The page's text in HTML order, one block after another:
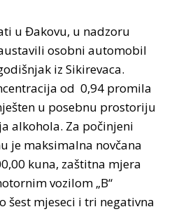
u Đakovu, u nadzoru
osobni automobil
iz Sikirevaca.
od 0,94 promila
u posebnu prostoriju
alkohola. Za počinjeni
je maksimalna novčana
kuna, zaštitna mjera
vozilom „B“
šest mjeseci i tri negativna